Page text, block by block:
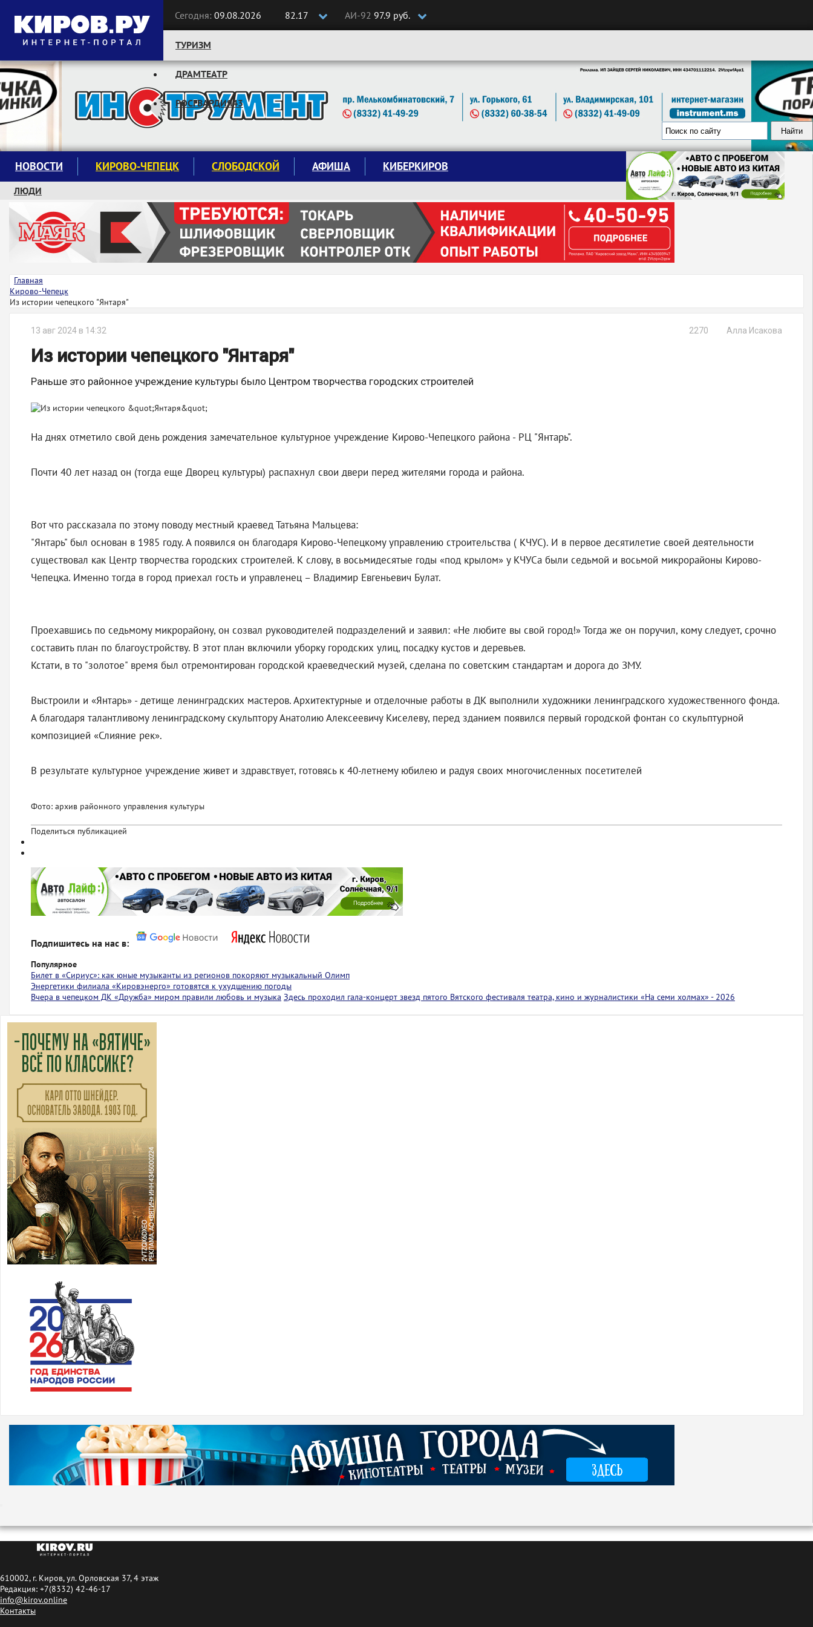
Сегодня: 09.08.2026 82.17 АИ-92 97.9 руб.
Следите за новостями:
ТУРИЗМ
ДРАМТЕАТР
РОСГВАРДИЯ43
НОВОСТИ КИРОВО-ЧЕПЕЦК СЛОБОДСКОЙ АФИША КИБЕРКИРОВ
ЛЮДИ
КРУЖКИ И СЕКЦИИ
ЗАВОДУ "МАЯК" 85 ЛЕТ
ЭКОЛОГИЯ
Главная
Кирово-Чепецк
Из истории чепецкого "Янтаря"
13 авг 2024 в 14:32 Алла Исакова
2270
Из истории чепецкого "Янтаря"
Раньше это районное учреждение культуры было Центром творчества городских строителей
На днях отметило свой день рождения замечательное культурное учреждение Кирово-Чепецкого района - РЦ "Янтарь".
Почти 40 лет назад он (тогда еще Дворец культуры) распахнул свои двери перед жителями города и района.
Вот что рассказала по этому поводу местный краевед Татьяна Мальцева:
"Янтарь" был основан в 1985 году. А появился он благодаря Кирово-Чепецкому управлению строительства ( КЧУС). И в первое десятилетие своей деятельности
существовал как Центр творчества городских строителей. К слову, в восьмидесятые годы «под крылом» у КЧУСа были седьмой и восьмой микрорайоны Кирово-
Чепецка. Именно тогда в город приехал гость и управленец – Владимир Евгеньевич Булат.
Проехавшись по седьмому микрорайону, он созвал руководителей подразделений и заявил: «Не любите вы свой город!» Тогда же он поручил, кому следует, срочно
составить план по благоустройству. В этот план включили уборку городских улиц, посадку кустов и деревьев.
Кстати, в то "золотое" время был отремонтирован городской краеведческий музей, сделана по советским стандартам и дорога до ЗМУ.
Выстроили и «Янтарь» - детище ленинградских мастеров. Архитектурные и отделочные работы в ДК выполнили художники ленинградского художественного фонда.
А благодаря талантливому ленинградскому скульптору Анатолию Алексеевичу Киселеву, перед зданием появился первый городской фонтан со скульптурной
композицией «Слияние рек».
В результате культурное учреждение живет и здравствует, готовясь к 40-летнему юбилею и радуя своих многочисленных посетителей
Фото: архив районного управления культуры
Поделиться публикацией
Подпишитесь на нас в:
Популярное
Билет в «Сириус»: как юные музыканты из регионов покоряют музыкальный Олимп
Энергетики филиала «Кировэнерго» готовятся к ухудшению погоды
Вчера в чепецком ДК «Дружба» миром правили любовь и музыка Здесь проходил гала-концерт звезд пятого Вятского фестиваля театра, кино и журналистики «На семи холмах» - 2026
610002, г. Киров, ул. Орловская 37, 4 этаж
Редакция: +7(8332) 42-46-17
info@kirov.online
Контакты